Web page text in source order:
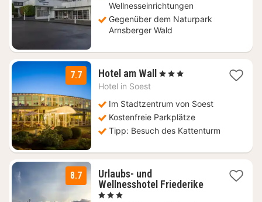
Wellnesseinrichtungen
Gegenüber dem Naturpark
Arnsberger Wald
7.7 Hotel am Wall
1
81,86
€
, 3 Sterne
Hotel in Soest
Im Stadtzentrum von Soest
Kostenfreie Parkplätze
Tipp: Besuch des Kattenturm
8.7
Urlaubs- und
Wellnesshotel Friederike2
, 3 Sterne